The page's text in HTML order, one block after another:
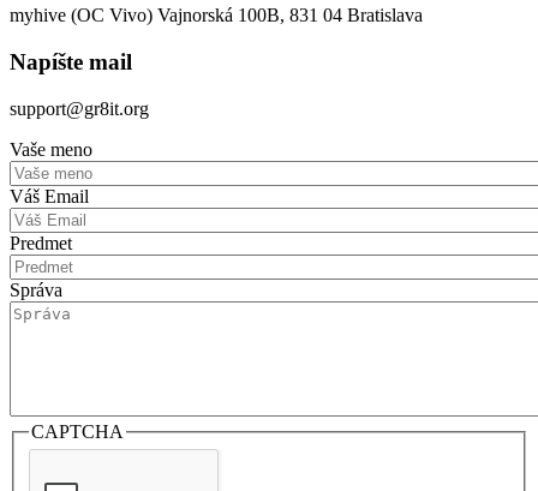
myhive (OC Vivo) Vajnorská 100B, 831 04 Bratislava
Napíšte mail
support@gr8it.org
Vaše meno
Váš Email
Predmet
Správa
CAPTCHA